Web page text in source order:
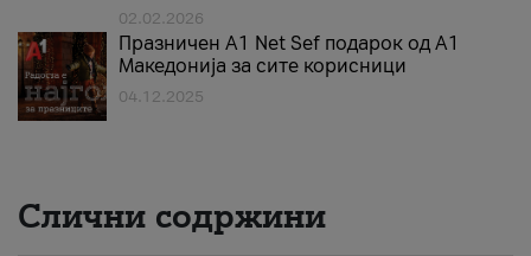
02.02.2026
Празничен A1 Net Sеf подарок од А1
Македонија за сите корисници
04.12.2025
Слични содржини